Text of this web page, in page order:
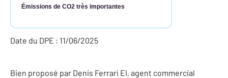
Émissions de CO2 très importantes
Date du DPE : 11/06/2025
Bien proposé par Denis Ferrari EI, agent commercial